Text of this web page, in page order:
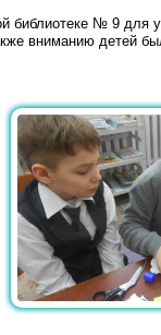
библиотеке № 9
вниманию детей